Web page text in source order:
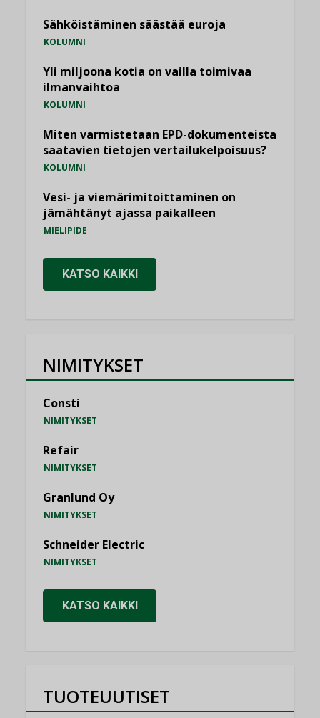
Sähköistäminen säästää euroja
KOLUMNI
Yli miljoona kotia on vailla toimivaa
ilmanvaihtoa
KOLUMNI
Miten varmistetaan EPD-dokumenteista
saatavien tietojen vertailukelpoisuus?
KOLUMNI
Vesi- ja viemärimitoittaminen on
jämähtänyt ajassa paikalleen
MIELIPIDE
KATSO KAIKKI
NIMITYKSET
Consti
NIMITYKSET
Refair
NIMITYKSET
Granlund Oy
NIMITYKSET
Schneider Electric
NIMITYKSET
KATSO KAIKKI
TUOTEUUTISET